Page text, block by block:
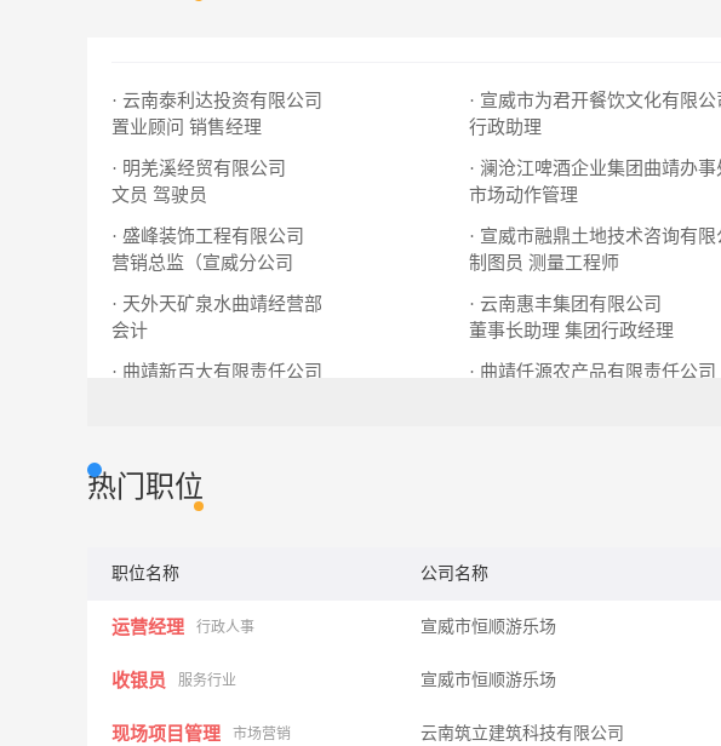
· 云南泰利达投资有限公司
置业顾问 销售经理
· 宣威市为君开餐饮文化有限公
行政助理
· 明羌溪经贸有限公司
文员 驾驶员
· 澜沧江啤酒企业集团曲靖办事
市场动作管理
· 盛峰装饰工程有限公司
营销总监（宣威分公司
· 宣威市融鼎土地技术咨询有限
制图员 测量工程师
· 天外天矿泉水曲靖经营部
会计
· 云南惠丰集团有限公司
董事长助理 集团行政经理
· 曲靖新百大有限责任公司
· 曲靖仟源农产品有限责任公司
热门职位
职位名称 公司名称
运营经理 行政人事 宣威市恒顺游乐场
收银员 服务行业 宣威市恒顺游乐场
现场项目管理 市场营销 云南筑立建筑科技有限公司